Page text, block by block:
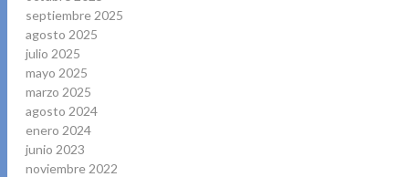
septiembre 2025
agosto 2025
julio 2025
mayo 2025
marzo 2025
agosto 2024
enero 2024
junio 2023
noviembre 2022